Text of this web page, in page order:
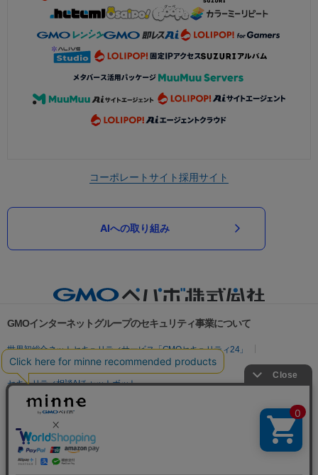
コーポレートサイト採用サイト
AIへの取り組み
GMOインターネットグループのセキュリティ事業について
世界初総合ネットセキュリティサービス「GMOセキュリティ24」
パスワード漏洩診断
Webサイトリスク診断
セキュリティ相談AIチャットボット
実在証明・盗聴対策
サイバー攻撃対策（GMO Flatt Security）
セキュリティ事業の軌跡